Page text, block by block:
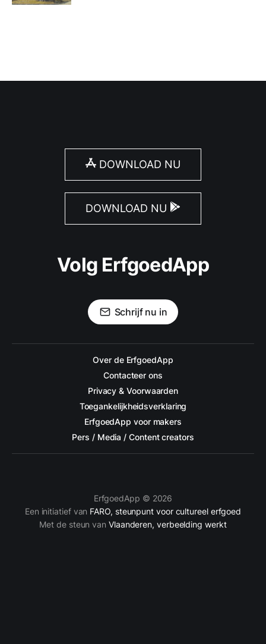
DOWNLOAD NU
DOWNLOAD NU
Volg ErfgoedApp
Schrijf nu in
Over de ErfgoedApp
Contacteer ons
Privacy & Voorwaarden
Toegankelijkheidsverklaring
ErfgoedApp voor makers
Pers / Media / Content creators
ErfgoedApp © 2026
Een initiatief van FARO, steunpunt voor cultureel erfgoed
Met de steun van Vlaanderen, verbeelding werkt